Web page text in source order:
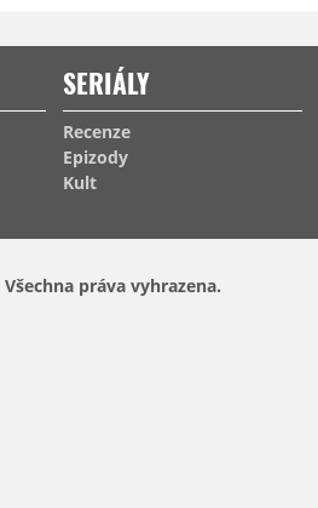
SERIÁLY
Recenze
Epizody
Kult
Všechna práva vyhrazena.